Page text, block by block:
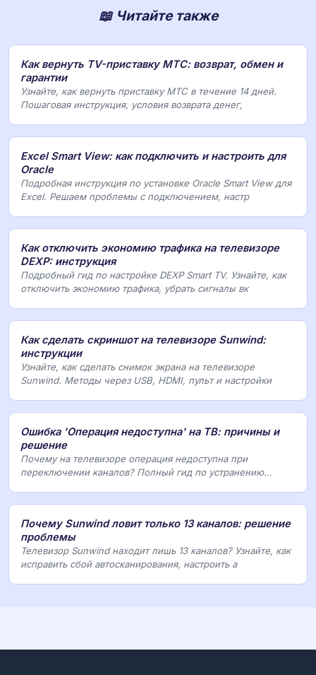
📖 Читайте также
Как вернуть TV-приставку МТС: возврат, обмен и
гарантии
Узнайте, как вернуть приставку МТС в течение 14 дней.
Пошаговая инструкция, условия возврата денег,
Excel Smart View: как подключить и настроить для
Oracle
Подробная инструкция по установке Oracle Smart View для
Excel. Решаем проблемы с подключением, настр
Как отключить экономию трафика на телевизоре
DEXP: инструкция
Подробный гид по настройке DEXP Smart TV. Узнайте, как
отключить экономию трафика, убрать сигналы вк
Как сделать скриншот на телевизоре Sunwind:
инструкции
Узнайте, как сделать снимок экрана на телевизоре
Sunwind. Методы через USB, HDMI, пульт и настройки
Ошибка 'Операция недоступна' на ТВ: причины и
решение
Почему на телевизоре операция недоступна при
переключении каналов? Полный гид по устранению
Почему Sunwind ловит только 13 каналов: решение
проблемы
Телевизор Sunwind находит лишь 13 каналов? Узнайте, как
исправить сбой автосканирования, настроить а